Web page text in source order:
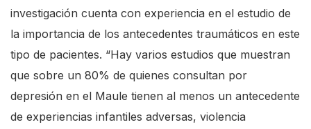
investigación cuenta con experiencia en el estudio de
la importancia de los antecedentes traumáticos en este
tipo de pacientes. “Hay varios estudios que muestran
que sobre un 80% de quienes consultan por
depresión en el Maule tienen al menos un antecedente
de experiencias infantiles adversas, violencia